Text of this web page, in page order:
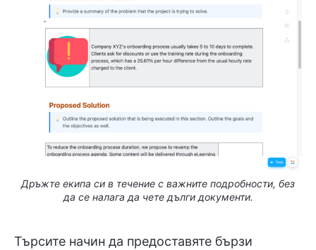
Дръжте екипа си в течение с важните подробности, без
да се налага да чете дълги документи.
Търсите начин да предоставяте бързи